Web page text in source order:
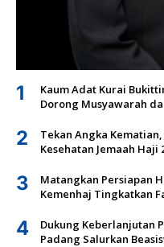
1
Kaum Adat Kurai
Dorong Musyawarah
2
Tekan Angka
Kesehatan Jemaah Haji
3
Matangkan Persiapan
Kemenhaj Tingkatkan
4
Dukung Keberlanjutan
Padang Salurkan